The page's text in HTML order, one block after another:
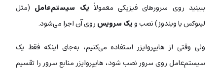
ببینید روی سرورهای فیزیکی معمولاً یک سیستم‌عامل (مثل
لینوکس یا ویندوز) نصب ویک سرویسروی آن اجرا می‌شود.
ولی وقتی از هایپروایزر استفاده می‌کنیم، به‌جای اینکه فقط یک
سیستم‌عامل روی سرور نصب شود، هایپروایزر منابع سرور را تقسیم